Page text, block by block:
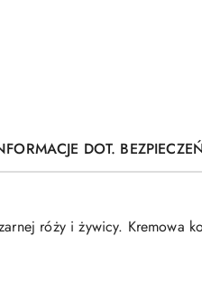
DOT.
róży i żywicy. Kremowa